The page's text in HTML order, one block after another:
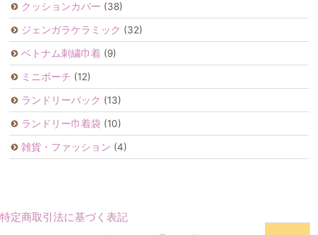
クッションカバー (38)
ジェンガラケラミック (32)
ベトナム刺繍巾着 (9)
ミニポーチ (12)
ランドリーバック (13)
ランドリー巾着袋 (10)
雑貨・ファッション (4)
特定商取引法に基づく表記